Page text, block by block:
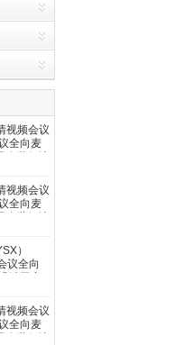
视频会议
全向麦
套装解决
YSX-
视频会议
全向麦
套装解决
)尊享版
）
议全向
消回音
视频会议
全向麦
套装解决